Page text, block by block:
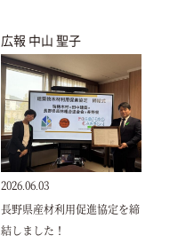
広報 中山 聖子
2026.06.03
長野県産材利用促進協定を締
結しました！